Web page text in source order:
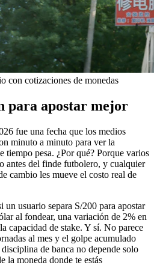
con cotizaciones de monedas
para apostar mejor
fue una fecha que los medios
minuto a minuto para ver la
tiempo pesa. ¿Por qué? Porque varios
antes del finde futbolero, y cualquier
cambio les mueve el costo real de
usuario separa S/200 para apostar
al fondear, una variación de 2% en
capacidad de stake. Y sí. No parece
al mes y el golpe acumulado
de banca no depende solo
la moneda donde te estás